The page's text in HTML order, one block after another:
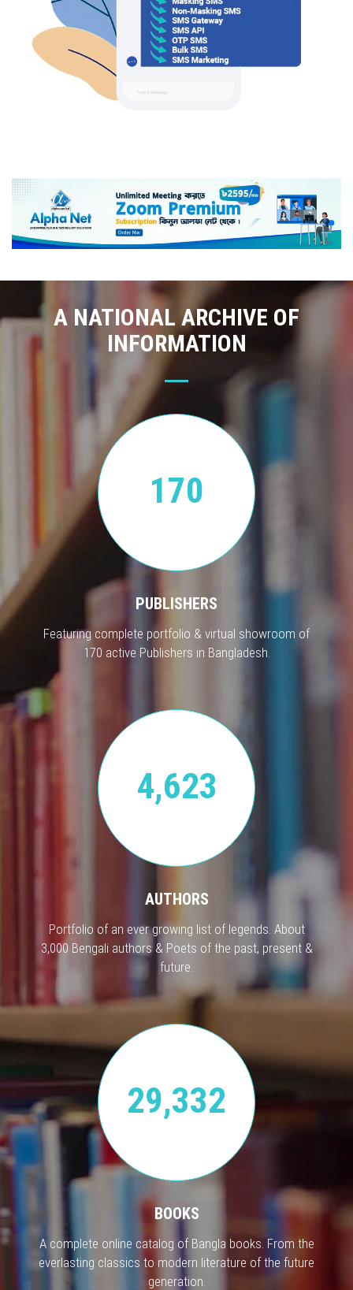
A NATIONAL ARCHIVE OF
INFORMATION
170
PUBLISHERS
Featuring complete portfolio & virtual showroom of
170 active Publishers in Bangladesh.
4,623
AUTHORS
Portfolio of an ever growing list of legends. About
3,000 Bengali authors & Poets of the past, present &
future.
29,332
BOOKS
A complete online catalog of Bangla books. From the
everlasting classics to modern literature of the future
generation.